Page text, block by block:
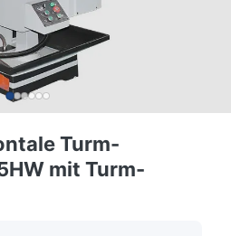
Turm-
mit Turm-